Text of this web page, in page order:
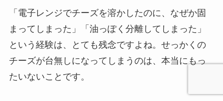
「電子レンジでチーズを溶かしたのに、なぜか固
まってしまった」「油っぽく分離してしまった」
という経験は、とても残念ですよね。せっかくの
チーズが台無しになってしまうのは、本当にもっ
たいないことです。